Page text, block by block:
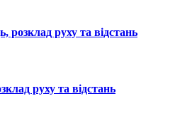
розклад руху та відстань
руху та відстань